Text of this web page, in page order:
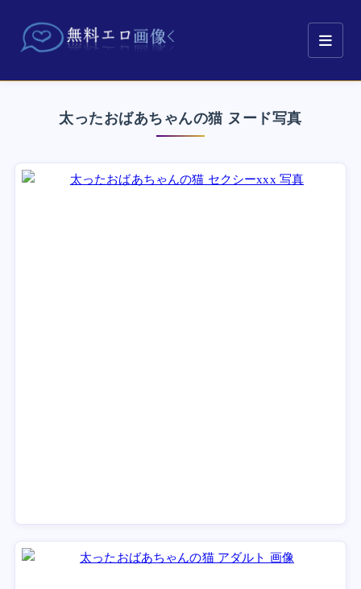
太ったおばあちゃんの猫 ヌード写真